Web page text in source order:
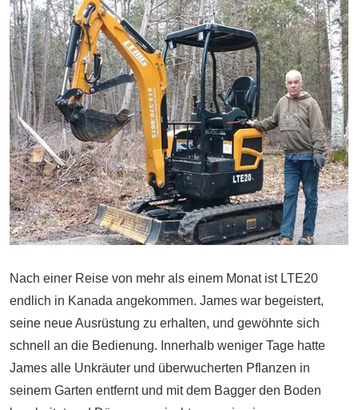
Nach einer Reise von mehr als einem Monat ist LTE20
endlich in Kanada angekommen. James war begeistert,
seine neue Ausrüstung zu erhalten, und gewöhnte sich
schnell an die Bedienung. Innerhalb weniger Tage hatte
James alle Unkräuter und überwucherten Pflanzen in
seinem Garten entfernt und mit dem Bagger den Boden